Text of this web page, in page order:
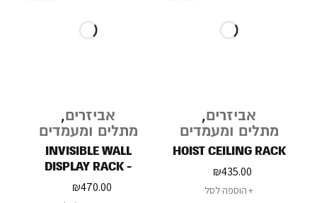
אביזרים,
מתלים ומעמדים
HOIST CEILING RACK
₪435.00
הוספה לסל
אביזרים,
מתלים ומעמדים
INVISIBLE WALL
DISPLAY RACK -
HORIZONTAL
₪470.00